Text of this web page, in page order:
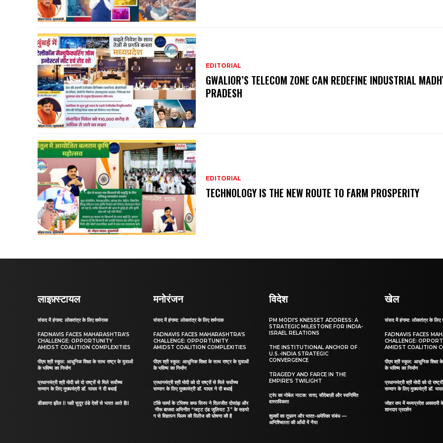
EDITORIAL
GWALIOR’S TELECOM ZONE CAN REDEFINE INDUSTRIAL
PRADESH
EDITORIAL
TECHNOLOGY IS THE NEW ROUTE TO FARM PROSPERITY
लाइफ़्स्टायल
संसद में हंगामा: लोकतंत्र के लिए शर्मनाक
FADNAVIS FACES MAHARASHTRA’S
CHALLENGE: OPPORTUNITY
AMIDST COALITION COMPLEXITIES
पीएम श्री स्कूल: आधुनिक शिक्षा के साथ राष्ट्र के युवाओं
के भविष्य का निर्माण
प्रधानमंत्री श्री मोदी को दो राष्ट्रों से मिले सर्वोच्च
सम्मान के लिए मुख्यमंत्री डॉ. यादव ने दी बधाई
डीडवाना झील II पक्षी सुदूर ठंडे देशों से भारत आते हैII
मनोरंजन
संसद में हंगामा: लोकतंत्र के लिए शर्मनाक
FADNAVIS FACES MAHARASHTRA’S
CHALLENGE: OPPORTUNITY
AMIDST COALITION COMPLEXITIES
पीएम श्री स्कूल: आधुनिक शिक्षा के साथ राष्ट्र के युवाओं
के भविष्य का निर्माण
प्रधानमंत्री श्री मोदी को दो राष्ट्रों से मिले सर्वोच्च
सम्मान के लिए मुख्यमंत्री डॉ. यादव ने दी बधाई
टॉर्क फार्मा के टोरेक्स कफ सिरप ने दिलजीत दोसांझ और
नीरू बाजवा अभिनीत “जट्ट एंड जूलियट 3” के सहयो
ग से विज्ञापन फिल्म की रिलीज की घोषणा की है
विदेश
PM MODI’S KNESSET ADDRESS: A
STRATEGIC MILESTONE FOR INDIA-
ISRAEL RELATIONS
THE INSTITUTIONAL ANCHOR OF
U.S.-INDIA STRATEGIC
CONVERGENCE
TRAGEDY AND FARCE IN THE
EMPIRE’S TWILIGHT
ट्रंप का नोबेल नाटक: सत्ता, सौदेबाज़ी और स्वनिर्मित
वास्तविकता
शुल्कों का तूफ़ान और भारत-अमेरिका संबंध —
अनिश्चितता की आँधी में नैया
खेल
संसद में हंगामा: लोकतंत्र के लिए
FADNAVIS FACES
CHALLENGE:
AMIDST COALITION
पीएम श्री स्कूल: आधुनिक शिक्षा
के भविष्य का निर्माण
प्रधानमंत्री श्री मोदी को दो
सम्मान के लिए मुख्यमंत्री डॉ.
जोहर कप में मध्यप्रदेश अकादमी
शानदार प्रदर्शन